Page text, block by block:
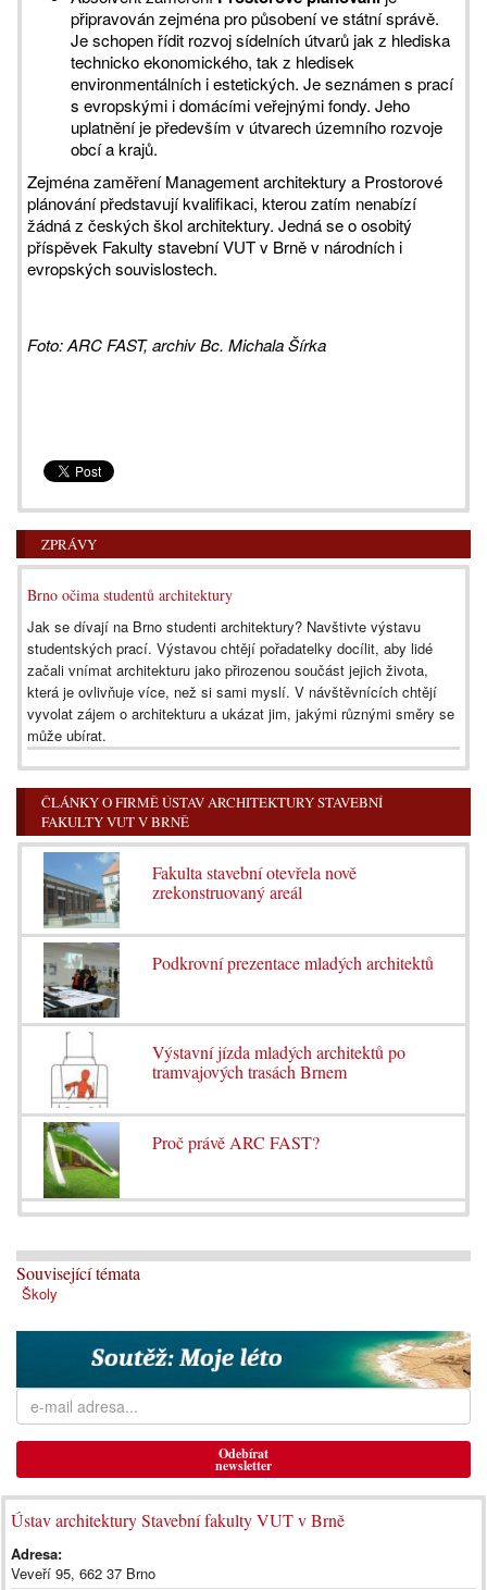
připravován zejména pro působení ve státní správě.
Je schopen řídit rozvoj sídelních útvarů jak z hlediska
technicko ekonomického, tak z hledisek
environmentálních i estetických. Je seznámen s prací
s evropskými i domácími veřejnými fondy. Jeho
uplatnění je především v útvarech územního rozvoje
obcí a krajů.
Zejména zaměření Management architektury a Prostorové
plánování představují kvalifikaci, kterou zatím nenabízí
žádná z českých škol architektury. Jedná se o osobitý
příspěvek Fakulty stavební VUT v Brně v národních i
evropských souvislostech.
Foto: ARC FAST, archiv Bc. Michala Šírka
ZPRÁVY
Brno očima studentů architektury
Jak se dívají na Brno studenti architektury? Navštivte výstavu
studentských prací. Výstavou chtějí pořadatelky docílit, aby lidé
začali vnímat architekturu jako přirozenou součást jejich života,
která je ovlivňuje více, než si sami myslí. V návštěvnících chtějí
vyvolat zájem o architekturu a ukázat jim, jakými různými směry se
může ubírat.
ČLÁNKY O FIRMĚ ÚSTAV ARCHITEKTURY STAVEBNÍ
FAKULTY VUT V BRNĚ
Fakulta stavební otevřela nově
zrekonstruovaný areál
Podkrovní prezentace mladých architektů
Výstavní jízda mladých architektů po
tramvajových trasách Brnem
Proč právě ARC FAST?
Související témata
Školy
Odebírat
newsletter
Ústav architektury Stavební fakulty VUT v Brně
Adresa:
Veveří 95, 662 37 Brno